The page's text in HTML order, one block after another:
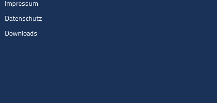
Impressum
Datenschutz
Downloads